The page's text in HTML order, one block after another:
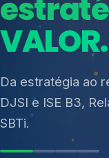
Consultoria,
ISO 27701, ISO
14001, ISO
resíduos sólidos
Mudanças
Reputação e Cadeia
Reporte Regulatório